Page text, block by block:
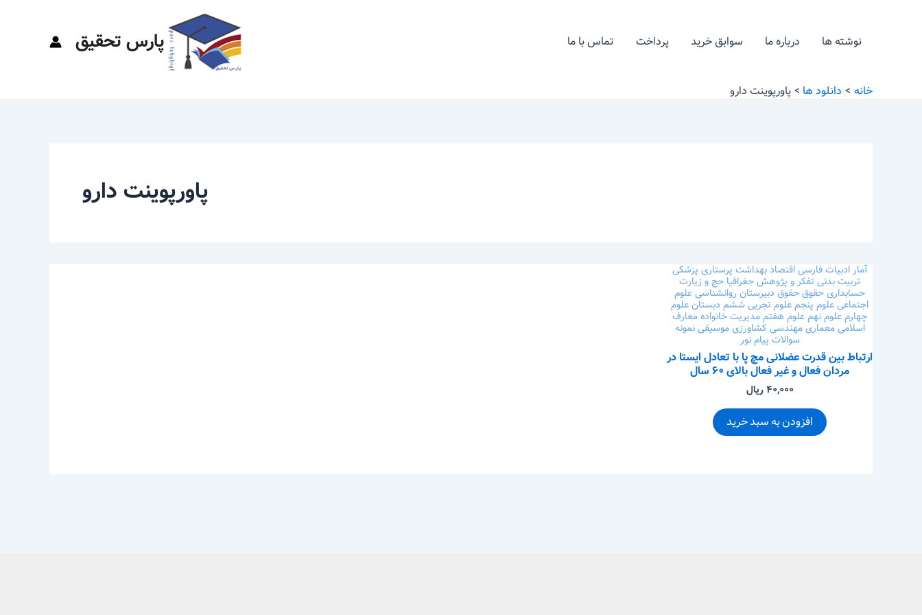
نوشته ها درباره ما سوابق خرید پرداخت تماس با ما پارس تحقیق
خانه دانلود ها پاورپوینت دارو
پاورپوینت دارو
آمارادبیات فارسیاقتصادبهداشت پرستاری پزشکی
تربیت بدنی تفکر و پژوهشجغرافیا حج و زیارت
حسابداریحقوقحقوق دبیرستان روانشناسیعلوم
اجتماعیعلوم پنجمعلوم تجربی ششم دبستانعلوم
چهارمعلوم نهمعلوم هفتممدیریت خانوادهمعارف
اسلامیمعماریمهندسی کشاورزیموسیقینمونه
سوالات پیام نور
ارتباط بین قدرت عضلانی مچ پا با تعادل ایستا در
مردان فعال و غیر فعال بالای ۶۰ سال
۴۰,۰۰۰ ریال
افزودن به سبد خرید